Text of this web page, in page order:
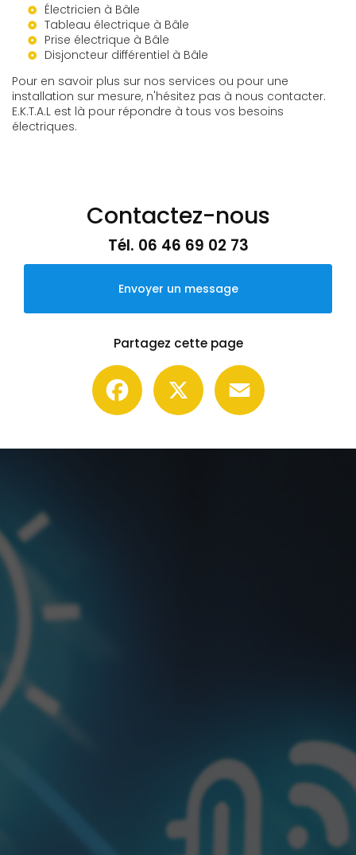
Électricien à Bâle
Tableau électrique à Bâle
Prise électrique à Bâle
Disjoncteur différentiel à Bâle
Pour en savoir plus sur nos services ou pour une
installation sur mesure, n'hésitez pas à nous contacter.
E.K.T.A.L est là pour répondre à tous vos besoins
électriques.
Contactez-nous
Tél. 06 46 69 02 73
Envoyer un message
Partagez cette page
Facebook